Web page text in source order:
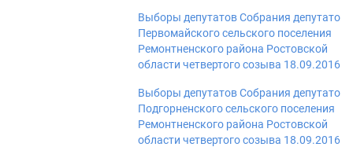
Выборы депутатов Собрания депутатов
Первомайского сельского поселения
Ремонтненского района Ростовской
области четвертого созыва 18.09.2016
Выборы депутатов Собрания депутатов
Подгорненского сельского поселения
Ремонтненского района Ростовской
области четвертого созыва 18.09.2016